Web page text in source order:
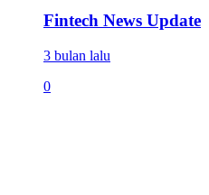
Fintech News Update
3 bulan lalu
0